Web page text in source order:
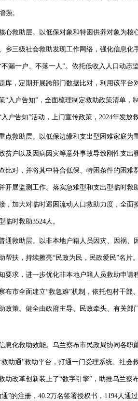
强。
救助层。以低保对象和特困供养对象为核
乡三级社会救助发现工作网络，强化信息
漏一户、不落一人”。依托低收入人口动
库，定期开展跨部门数据比对，利用该平
“入户告知”，全面梳理制定救助政策清单
户告知”活动，上门宣传政策，2024年发放
救助层。以低保边缘和支出型困难家庭为
贫户以及因病因灾等意外事故导致刚性支
比对，并将其中符合低保、特困条件的困
开展监测工作。落实急难型和支出型临时救
，加大对临时遇困流动人口救助力度，全面
临时救助3524人。
救助层。以非本地户籍人员因灾、因祸、
帮扶，持续擦亮“民政为民，民政爱民”名
要求，进一步优化非本地户籍人员救助申
布市全面建立“救急难”机制，依托包村干
政策。健全由政府主导、民政牵头、有关
化救助效能。乌兰察布市民政局协同各职
助通”救助平台，打通一门受理系统、社会
助改革创新装上了“数字引擎”，助推乌兰
”的注册，40.2万名签署授权书，1194人